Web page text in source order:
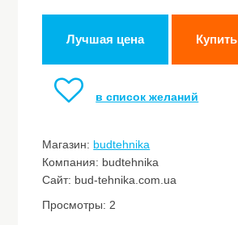
Лучшая цена Купить
в список желаний
Магазин: budtehnika
Компания: budtehnika
Сайт: bud-tehnika.com.ua
Просмотры: 2